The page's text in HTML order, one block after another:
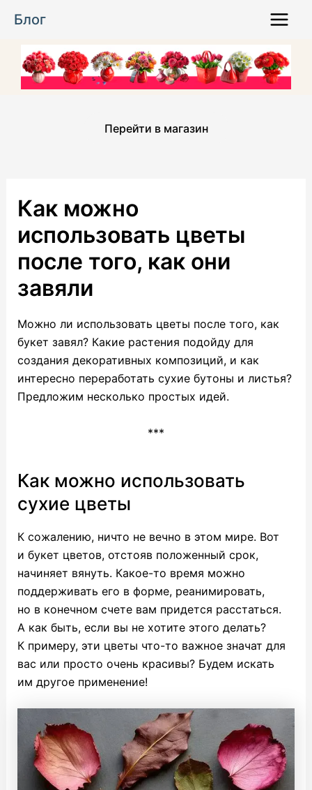
Блог
Menu
Перейти в магазин
Как можно
использовать цветы
после того, как они
завяли
Можно ли использовать цветы после того, как
букет завял? Какие растения подойду для
создания декоративных композиций, и как
интересно переработать сухие бутоны и листья?
Предложим несколько простых идей.
***
Как можно использовать
сухие цветы
К сожалению, ничто не вечно в этом мире. Вот
и букет цветов, отстояв положенный срок,
начиняет вянуть. Какое-то время можно
поддерживать его в форме, реанимировать,
но в конечном счете вам придется расстаться.
А как быть, если вы не хотите этого делать?
К примеру, эти цветы что-то важное значат для
вас или просто очень красивы? Будем искать
им другое применение!